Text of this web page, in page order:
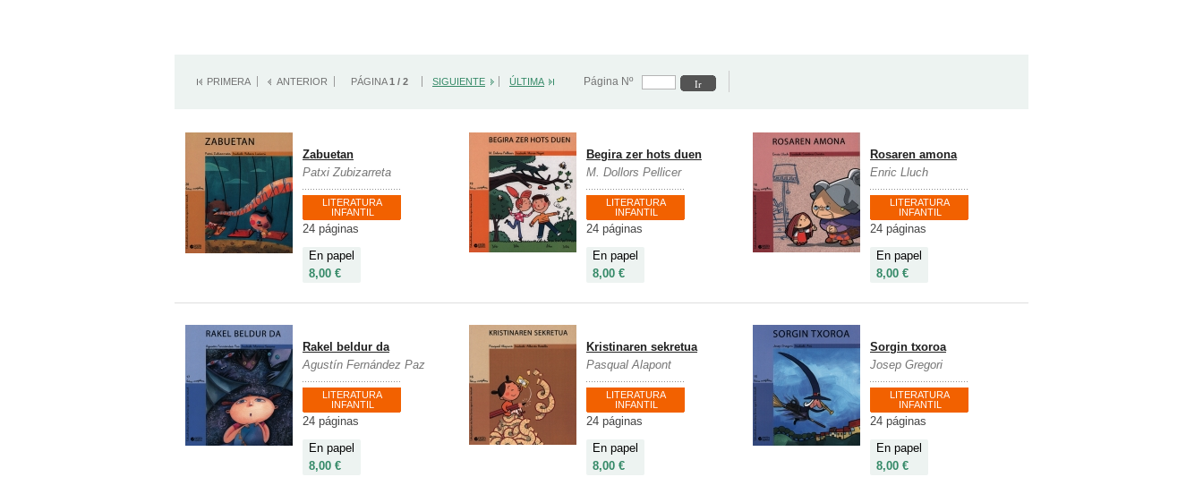
PRIMERA ANTERIOR PÁGINA1 / 2 SIGUIENTE ÚLTIMA Página Nº
Zabuetan
Patxi Zubizarreta
LITERATURA
INFANTIL
24 páginas
En papel
8,00 €
Begira zer hots duen
M. Dollors Pellicer
LITERATURA
INFANTIL
24 páginas
En papel
8,00 €
Rosaren amona
Enric Lluch
LITERATURA
INFANTIL
24 páginas
En papel
8,00 €
Rakel beldur da
Agustín Fernández Paz
LITERATURA
INFANTIL
24 páginas
En papel
8,00 €
Kristinaren sekretua
Pasqual Alapont
LITERATURA
INFANTIL
24 páginas
En papel
8,00 €
Sorgin txoroa
Josep Gregori
LITERATURA
INFANTIL
24 páginas
En papel
8,00 €